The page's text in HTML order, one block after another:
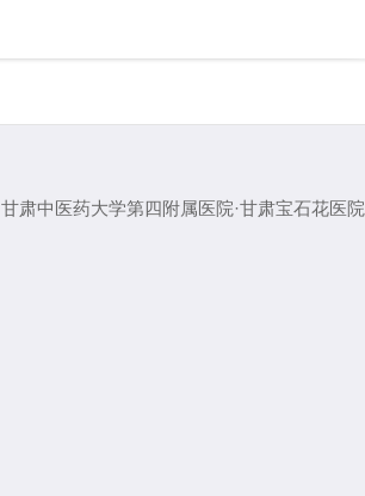
甘肃中医药大学第四附属医院·甘肃宝石花医院